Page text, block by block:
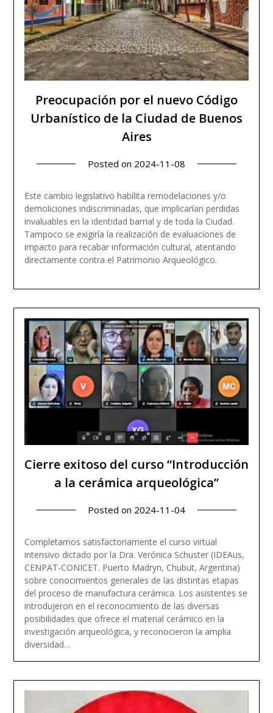
Preocupación por el nuevo Código
Urbanístico de la Ciudad de Buenos
Aires
Posted on 2024-11-08
Este cambio legislativo habilita remodelaciones y/o
demoliciones indiscriminadas, que implicarían perdidas
invaluables en la identidad barrial y de toda la Ciudad.
Tampoco se exigiría la realización de evaluaciones de
impacto para recabar información cultural, atentando
directamente contra el Patrimonio Arqueológico.
Cierre exitoso del curso “Introducción
a la cerámica arqueológica”
Posted on 2024-11-04
Completamos satisfactoriamente el curso virtual
intensivo dictado por la Dra. Verónica Schuster (IDEAus,
CENPAT-CONICET. Puerto Madryn, Chubut, Argentina)
sobre conocimientos generales de las distintas etapas
del proceso de manufactura cerámica. Los asistentes se
introdujeron en el reconocimiento de las diversas
posibilidades que ofrece el material cerámico en la
investigación arqueológica, y reconocieron la amplia
diversidad…